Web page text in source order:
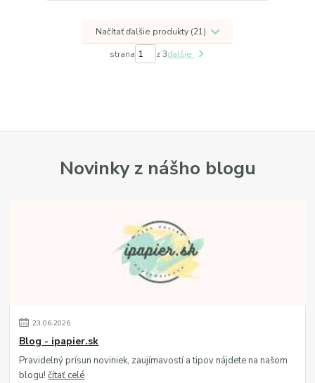
Načítať ďalšie produkty (21)
strana z 3ďalšie
Novinky z nášho blogu
23.06.2026
Blog - ipapier.sk
Pravidelný prísun noviniek, zaujímavostí a tipov nájdete na našom
blogu!čítať celé